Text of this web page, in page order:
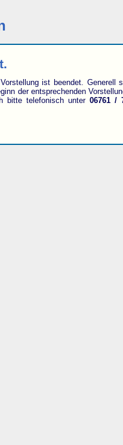
ist beendet. Generell
der entsprechenden
bitte telefonisch unter06761 /